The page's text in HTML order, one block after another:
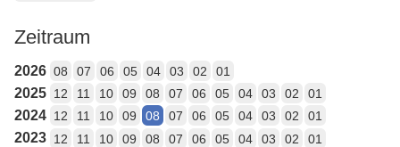
Zeitraum
2026 08 07 06 05 04 03 02 01
2025 12 11 10 09 08 07 06 05 04 03 02 01
2024 12 11 10 09 08 07 06 05 04 03 02 01
2023 12 11 10 09 08 07 06 05 04 03 02
01